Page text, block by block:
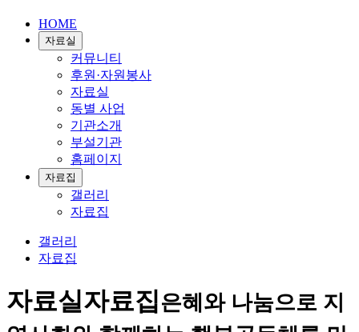
HOME
자료실
커뮤니티
후원·자원봉사
자료실
동별 사업
기관소개
부설기관
홈페이지
자료집
갤러리
자료집
갤러리
자료집
자료실자료집은혜와 나눔으로 지